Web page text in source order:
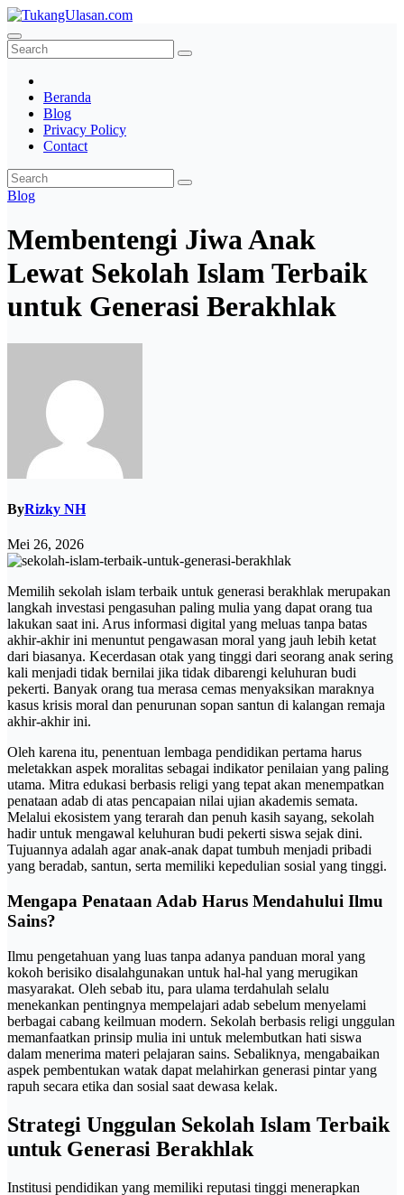
Skip
to
content
TukangUlasan.com
Baca Aja Dulu!
Beranda
Blog
Privacy Policy
Contact
Blog
Membentengi Jiwa Anak
Lewat Sekolah Islam Terbaik
untuk Generasi Berakhlak
ByRizky NH
Mei 26, 2026
Memilih sekolah islam terbaik untuk generasi berakhlak merupakan
langkah investasi pengasuhan paling mulia yang dapat orang tua
lakukan saat ini. Arus informasi digital yang meluas tanpa batas
akhir-akhir ini menuntut pengawasan moral yang jauh lebih ketat
dari biasanya. Kecerdasan otak yang tinggi dari seorang anak sering
kali menjadi tidak bernilai jika tidak dibarengi keluhuran budi
pekerti. Banyak orang tua merasa cemas menyaksikan maraknya
kasus krisis moral dan penurunan sopan santun di kalangan remaja
akhir-akhir ini.
Oleh karena itu, penentuan lembaga pendidikan pertama harus
meletakkan aspek moralitas sebagai indikator penilaian yang paling
utama. Mitra edukasi berbasis religi yang tepat akan menempatkan
penataan adab di atas pencapaian nilai ujian akademis semata.
Melalui ekosistem yang terarah dan penuh kasih sayang, sekolah
hadir untuk mengawal keluhuran budi pekerti siswa sejak dini.
Tujuannya adalah agar anak-anak dapat tumbuh menjadi pribadi
yang beradab, santun, serta memiliki kepedulian sosial yang tinggi.
Mengapa Penataan Adab Harus Mendahului Ilmu
Sains?
Ilmu pengetahuan yang luas tanpa adanya panduan moral yang
kokoh berisiko disalahgunakan untuk hal-hal yang merugikan
masyarakat. Oleh sebab itu, para ulama terdahulah selalu
menekankan pentingnya mempelajari adab sebelum menyelami
berbagai cabang keilmuan modern. Sekolah berbasis religi unggulan
memanfaatkan prinsip mulia ini untuk melembutkan hati siswa
dalam menerima materi pelajaran sains. Sebaliknya, mengabaikan
aspek pembentukan watak dapat melahirkan generasi pintar yang
rapuh secara etika dan sosial saat dewasa kelak.
Strategi Unggulan Sekolah Islam Terbaik
untuk Generasi Berakhlak
Institusi pendidikan yang memiliki reputasi tinggi menerapkan